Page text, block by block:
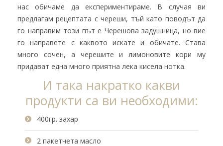
нас обичаме да експериментираме. В случая ви
предлагам рецептата с череши, тъй като поводът да
го направим този път е Черешова задушница, но вие
го направете с каквото искате и обичате. Става
много сочен, а черешите и лимоновите кори му
придават една много приятна лека кисела нотка.
И така накратко какви
продукти са ви необходими:
400гр. захар
2 пакетчета масло